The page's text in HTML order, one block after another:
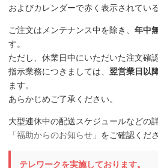
およびカレンダーで赤く表示されてい
ご注文はメンテナンス中を除き、 年中
す。
ただし、休業日中にいただいた注文確
指示業務につきましては、 翌営業日以
ます。
あらかじめご了承ください。
大型連休中の配送スケジュールなどの詳
「福助からのお知らせ」 をご確認くださ
テレワークを実施しております。